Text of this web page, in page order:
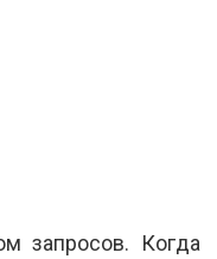
запросов. Когда